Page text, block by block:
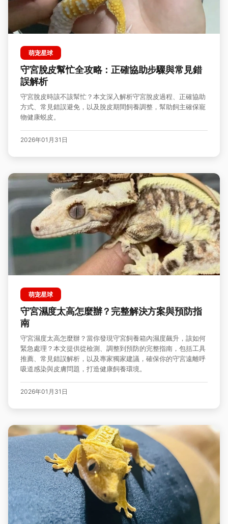
萌宠星球
守宮脫皮幫忙全攻略：正確協助步驟與常見錯
誤解析
守宮脫皮時該不該幫忙？本文深入解析守宮脫皮過程、正確協助
方式、常見錯誤避免，以及脫皮期間飼養調整，幫助飼主確保寵
物健康蜕皮。
2026年01月31日
萌宠星球
守宮濕度太高怎麼辦？完整解決方案與預防指
南
守宮濕度太高怎麼辦？當你發現守宮飼養箱內濕度飆升，該如何
緊急處理？本文提供從檢測、調整到預防的完整指南，包括工具
推薦、常見錯誤解析，以及專家獨家建議，確保你的守宮遠離呼
吸道感染與皮膚問題，打造健康飼養環境。
2026年01月31日